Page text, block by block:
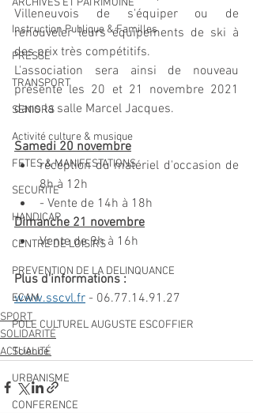
ARCHIVES ET PATRIMOINE
Instruction Publique & Familles
PRESSE
TRANSPORT
SENIORS
Activité culture & musique
FETES & MANIFESTATIONS
SECURITE
HANDICAP
CENTRE DE LOISIRS
PREVENTION DE LA DELINQUANCE
ECAM
POLE CULTUREL AUGUSTE ESCOFFIER
Science
URBANISME
CONFERENCE
Villeneuvois de s'équiper ou de
renouveler leurs équipements de ski à
des prix très compétitifs.
L'association sera ainsi de nouveau
présente les 20 et 21 novembre 2021
dans la salle Marcel Jacques.
Samedi 20 novembre
réception du matériel d'occasion de
8h à 12h
- Vente de 14h à 18h
Dimanche 21 novembre
Vente de 9h à 16h
Plus d'informations :
www.sscvl.fr - 06.77.14.91.27
SPORT
SOLIDARITÉ
ACTUALITÉ